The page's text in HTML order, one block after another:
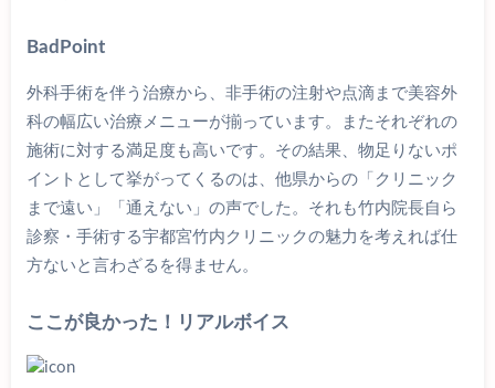
Bad Point
外科手術を伴う治療から、非手術の注射や点滴まで美容外
科の幅広い治療メニューが揃っています。またそれぞれの
施術に対する満足度も高いです。その結果、物足りないポ
イントとして挙がってくるのは、他県からの「クリニック
まで遠い」「通えない」の声でした。それも竹内院長自ら
診察・手術する宇都宮竹内クリニックの魅力を考えれば仕
方ないと言わざるを得ません。
ここが良かった！リアルボイス